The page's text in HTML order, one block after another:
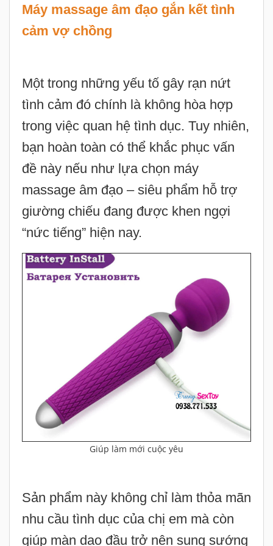
Máy massage âm đạo gắn kết tình
cảm vợ chồng
Một trong những yếu tố gây rạn nứt
tình cảm đó chính là không hòa hợp
trong việc quan hệ tình dục. Tuy nhiên,
bạn hoàn toàn có thể khắc phục vấn
đề này nếu như lựa chọn máy
massage âm đạo – siêu phẩm hỗ trợ
giường chiếu đang được khen ngợi
“nức tiếng” hiện nay.
Giúp làm mới cuộc yêu
Sản phẩm này không chỉ làm thỏa mãn
nhu cầu tình dục của chị em mà còn
giúp màn dạo đầu trở nên sung sướng